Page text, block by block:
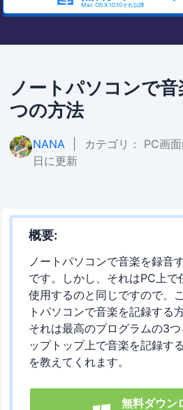
Mac OS X 10.10それ以降
ノートパソコンで
つの方法
NANA カテゴリ： PC画
日に更新
概要:
ノートパソコンで音楽を録音
です。しかし、それはPC上で
使用するのと同じですので、
トパソコンで音楽を記録する
それは最高のプログラムの3
ップトップ上で音楽を記録す
を教えてくれます。
無料ダウン